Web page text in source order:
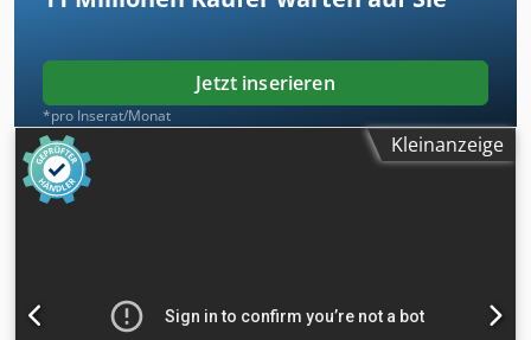
Jetzt inserieren
*pro Inserat/Monat
Kleinanzeige